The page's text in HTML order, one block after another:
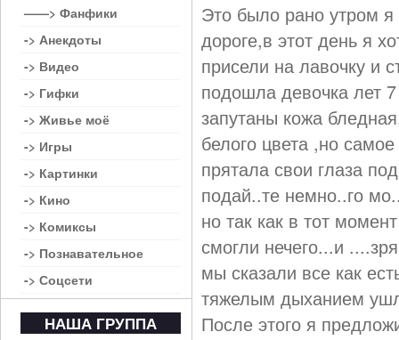
Это было рано утром
дороге,в этот день я
присели на лавочку и
подошла девочка лет
запутаны кожа
белого цвета ,но
прятала свои глаза
подай..те немно..го
но так как в тот
смогли нечего...и
мы сказали все как
тяжелым дыханием
После этого я
——> Фанфики
-> Анекдоты
-> Видео
-> Гифки
-> Живье моё
-> Игры
-> Картинки
-> Кино
-> Комиксы
-> Познавательное
-> Соцсети
НАША ГРУППА